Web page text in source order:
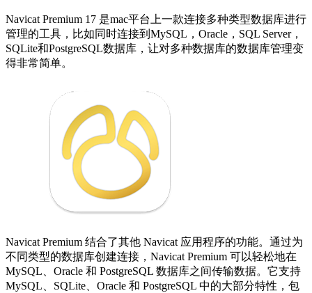
Navicat Premium 17 是mac平台上一款连接多种类型数据库进行
管理的工具，比如同时连接到MySQL，Oracle，SQL Server，
SQLite和PostgreSQL数据库，让对多种数据库的数据库管理变
得非常简单。
Navicat Premium 结合了其他 Navicat 应用程序的功能。通过为
不同类型的数据库创建连接，Navicat Premium 可以轻松地在
MySQL、Oracle 和 PostgreSQL 数据库之间传输数据。它支持
MySQL、SQLite、Oracle 和 PostgreSQL 中的大部分特性，包